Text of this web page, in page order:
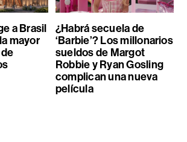
a Brasil
mayor
¿Habrá secuela de
‘Barbie’? Los millonarios
sueldos de Margot
Robbie y Ryan Gosling
complican una nueva
película